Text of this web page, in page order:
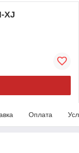
XJ
Оплата